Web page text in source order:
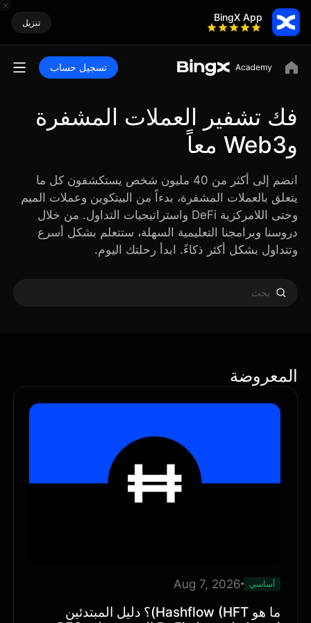
BingX App تنزيل
تسجيل حساب
فك تشفير العملات المشفرة
وWeb3 معاً
انضم إلى أكثر من 40 مليون شخص يستكشفون كل ما
يتعلق بالعملات المشفرة، بدءاً من البيتكوين وعملات الميم
وحتى اللامركزية DeFi واستراتيجيات التداول. من خلال
دروسنا وبرامجنا التعليمية السهلة، ستتعلم بشكل أسرع
وتتداول بشكل أكثر ذكاءً. ابدأ رحلتك اليوم.
المعروضة
أساسي Aug 7, 2026
ما هو Hashflow (HFT)؟ دليل المبتدئين